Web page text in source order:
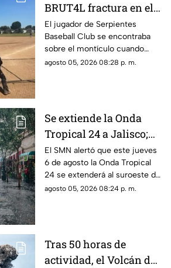
BRUT4L fractura en el
brazo mientras lanzaba
El jugador de Serpientes
Baseball Club se encontraba
sobre el montículo cuando
inició el movimiento para
agosto 05, 2026 08:28 p. m.
Se extiende la Onda
Tropical 24 a Jalisco;
¿cómo modificará el
clima de Guadalajara?
El SMN alertó que este jueves
6 de agosto la Onda Tropical
24 se extenderá al suroeste de
Jalisco; así modificará el clima
agosto 05, 2026 08:24 p. m.
Tras 50 horas de
actividad, el Volcán de